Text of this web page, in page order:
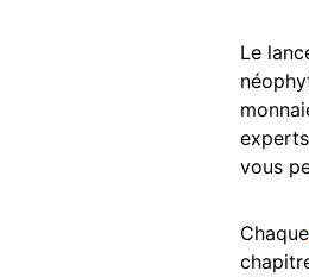
Le
vous
Chaque